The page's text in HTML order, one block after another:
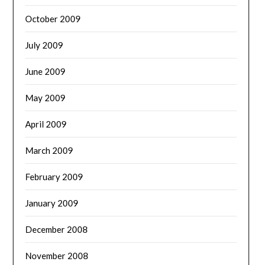
October 2009
July 2009
June 2009
May 2009
April 2009
March 2009
February 2009
January 2009
December 2008
November 2008